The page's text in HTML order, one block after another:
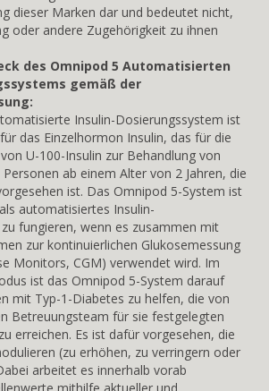
dieser Marken dar und bedeutet nicht,
oder andere Zugehörigkeit zu ihnen
des Omnipod 5 Automatisierten
gemäß der
Insulin-Dosierungssystem ist
das Einzelhormon Insulin, das für die
U-100-Insulin zur Behandlung von
ab einem Alter von 2 Jahren, die
ist. Das Omnipod 5-System ist
automatisiertes Insulin-
fungieren, wenn es zusammen mit
zur kontinuierlichen Glukosemessung
Monitors, CGM) verwendet wird. Im
ist das Omnipod 5-System darauf
mit Typ-1-Diabetes zu helfen, die von
Betreuungsteam für sie festgelegten
erreichen. Es ist dafür vorgesehen, die
(zu erhöhen, zu verringern oder
arbeitet es innerhalb vorab